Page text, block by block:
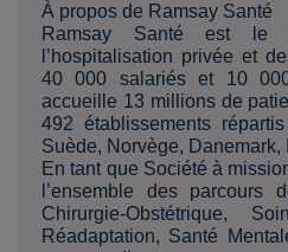
À propos de Ramsay Santé
Ramsay Santé est le
l’hospitalisation privée et
40 000 salariés et 10
accueille 13 millions de
492 établissements
Suède, Norvège, Danemark,
En tant que Société à
l’ensemble des parcours
Chirurgie-Obstétrique,
Réadaptation, Santé